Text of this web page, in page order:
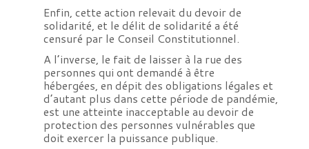
Enfin, cette action relevait du devoir de
solidarité, et le délit de solidarité a été
censuré par le Conseil Constitutionnel.
A l’inverse, le fait de laisser à la rue des
personnes qui ont demandé à être
hébergées, en dépit des obligations légales et
d’autant plus dans cette période de pandémie,
est une atteinte inacceptable au devoir de
protection des personnes vulnérables que
doit exercer la puissance publique.